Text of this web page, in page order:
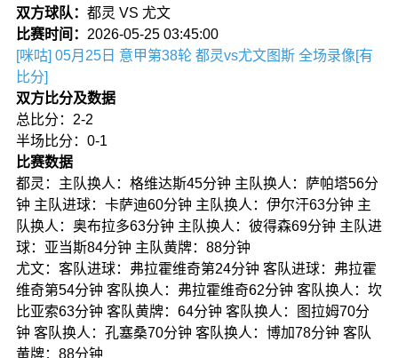
双方球队： 都灵 VS 尤文
比赛时间： 2026-05-25 03:45:00
[咪咕] 05月25日 意甲第38轮 都灵vs尤文图斯 全场录像[有
比分]
双方比分及数据
总比分：2-2
半场比分：0-1
比赛数据
都灵：主队换人：格维达斯45分钟 主队换人：萨帕塔56分
钟 主队进球：卡萨迪60分钟 主队换人：伊尔汗63分钟 主
队换人：奥布拉多63分钟 主队换人：彼得森69分钟 主队进
球：亚当斯84分钟 主队黄牌：88分钟
尤文：客队进球：弗拉霍维奇第24分钟 客队进球：弗拉霍
维奇第54分钟 客队换人：弗拉霍维奇62分钟 客队换人：坎
比亚索63分钟 客队黄牌：64分钟 客队换人：图拉姆70分
钟 客队换人：孔塞桑70分钟 客队换人：博加78分钟 客队
黄牌：88分钟